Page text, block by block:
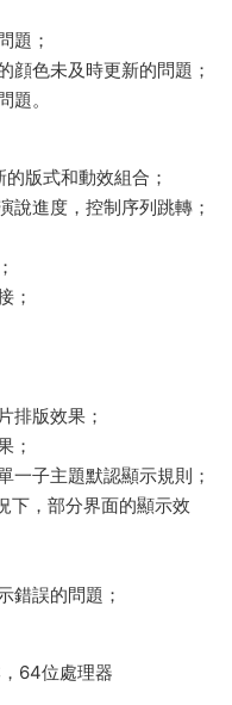
題；
顔色未及時更新的問題；
。
版式和動效組合；
說進度，控制序列跳轉；
；
排版效果；
；
一子主題默認顯示規則；
下，部分界面的顯示效
錯誤的問題；
64位處理器